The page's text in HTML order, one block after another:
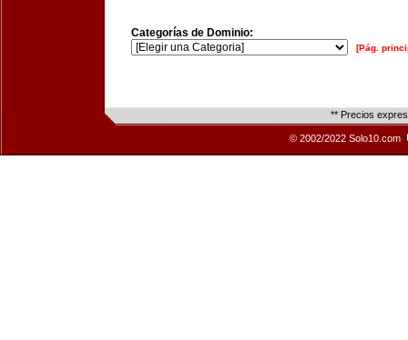
Categorías de Dominio:
[Pág.
** Precios
© 2002/2022 Solo10.com